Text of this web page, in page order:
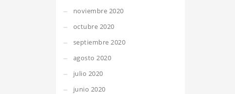
noviembre 2020
octubre 2020
septiembre 2020
agosto 2020
julio 2020
junio 2020